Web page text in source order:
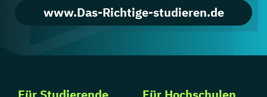
www.Das-Richtige-studieren.de